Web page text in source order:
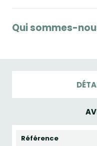
Qui sommes-
Référence